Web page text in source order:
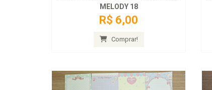
MELODY 18
R$ 6,00
Comprar!